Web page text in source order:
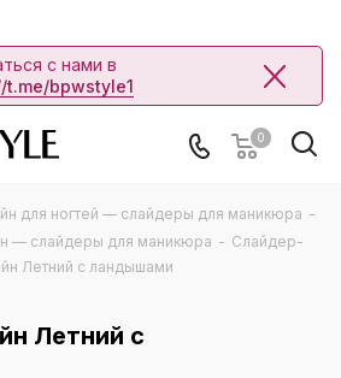
с нами в
t.me/bpwstyle1
0
для ногтей — слайдеры для маникюра -
— слайдеры для маникюра - Слайдер-
Летний с ландышами
Летний с